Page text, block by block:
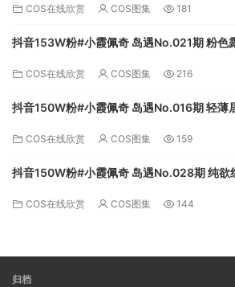
COS在线欣赏 COS图集 181
抖音153W粉#小霞佩奇 岛遇No.021期 粉色
COS在线欣赏 COS图集 216
抖音150W粉#小霞佩奇 岛遇No.016期 轻薄
COS在线欣赏 COS图集 159
抖音150W粉#小霞佩奇 岛遇No.028期 纯欲
COS在线欣赏 COS图集 144
归档